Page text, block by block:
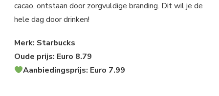
cacao, ontstaan door zorgvuldige branding. Dit wil je de
hele dag door drinken!
Merk: Starbucks
Oude prijs: Euro 8.79
Aanbiedingsprijs: Euro 7.99